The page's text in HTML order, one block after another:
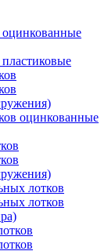
оцинкованные
оцинкованные
лотков
лотков